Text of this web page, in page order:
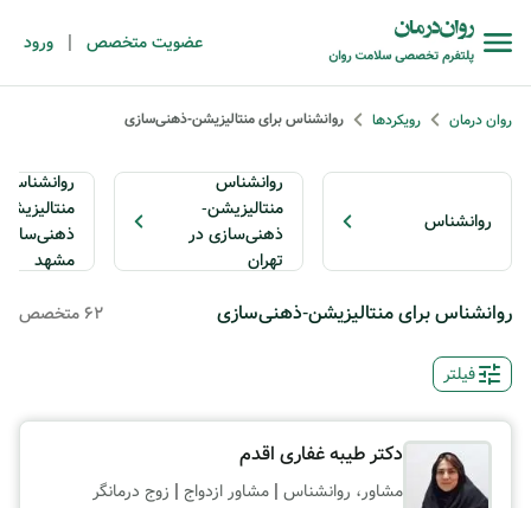
عضویت متخصص | ورود
روان درمان رویکردها روانشناس برای منتالیزیشن-ذهنی‌سازی
روانشناس
روانشناس
منتالیزیشن-
ذهنی‌سازی در
تهران
روانشناس
مشهد
روانشناس برای منتالیزیشن-ذهنی‌سازی 62 متخصص
فیلتر
دکتر طیبه غفاری اقدم
مشاور، روانشناس | مشاور ازدواج | زوج درمانگر